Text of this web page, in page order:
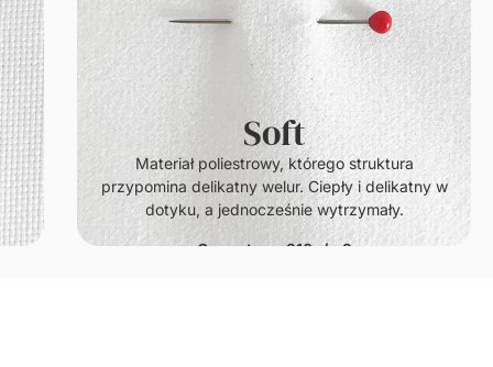
Soft
Materiał poliestrowy, którego struktura
przypomina delikatny welur. Ciepły i delikatny w
dotyku, a jednocześnie wytrzymały.
Gramatura: 210g/m2